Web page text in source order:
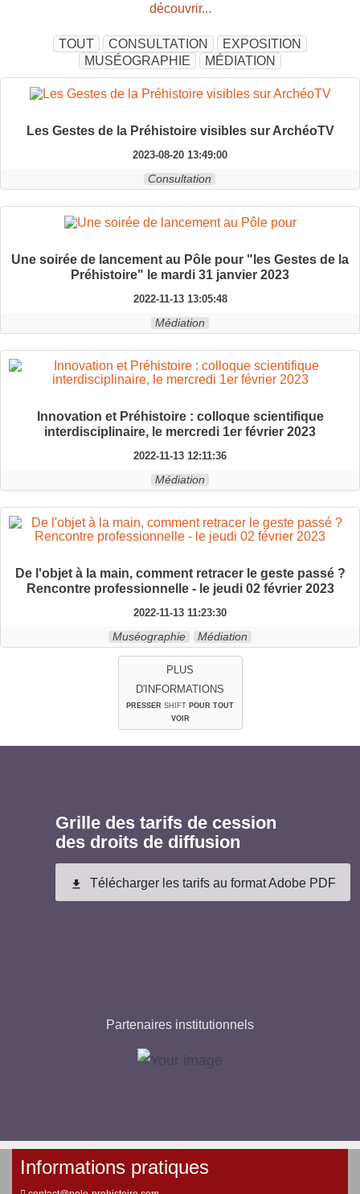
découvrir...
TOUT CONSULTATION
EXPOSITION
MUSÉOGRAPHIE
MÉDIATION
Les Gestes de la Préhistoire visibles sur ArchéoTV
2023-08-20 13:49:00
Consultation
Une soirée de lancement au Pôle pour "les Gestes de la
Préhistoire" le mardi 31 janvier 2023
2022-11-13 13:05:48
Médiation
Innovation et Préhistoire : colloque scientifique
interdisciplinaire, le mercredi 1er février 2023
2022-11-13 12:11:36
Médiation
De l'objet à la main, comment retracer le geste passé ?
Rencontre professionnelle - le jeudi 02 février 2023
2022-11-13 11:23:30
Muséographie Médiation
PLUS
D'INFORMATIONS
PRESSER SHIFT POUR TOUT
VOIR
Grille des tarifs de cession
des droits de diffusion
file_download Télécharger les tarifs au format Adobe PDF
Partenaires institutionnels
Informations pratiques